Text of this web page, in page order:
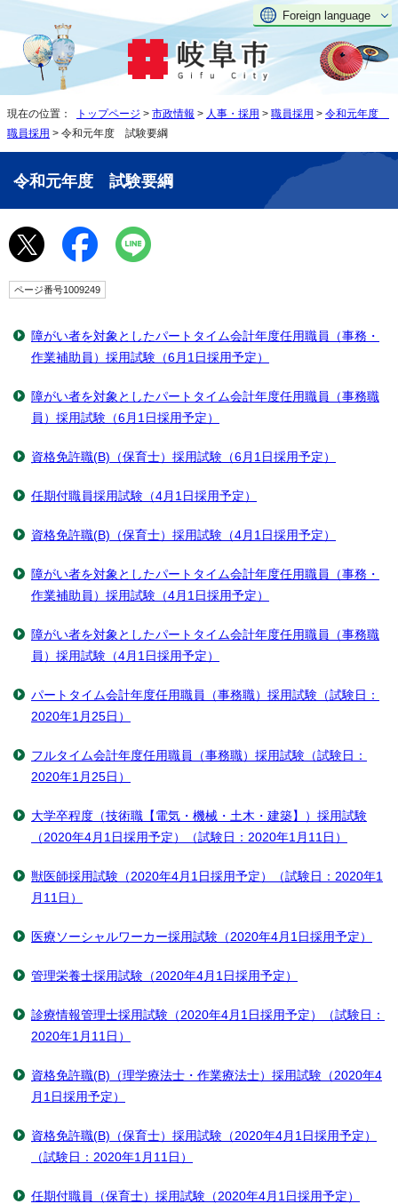
Foreign language
現在の位置： トップページ > 市政情報 > 人事・採用 > 職員採用 > 令和元年度
職員採用 > 令和元年度 試験要綱
令和元年度 試験要綱
ページ番号1009249
障がい者を対象としたパートタイム会計年度任用職員（事務・
作業補助員）採用試験（6月1日採用予定）
障がい者を対象としたパートタイム会計年度任用職員（事務職
員）採用試験（6月1日採用予定）
資格免許職(B)（保育士）採用試験（6月1日採用予定）
任期付職員採用試験（4月1日採用予定）
資格免許職(B)（保育士）採用試験（4月1日採用予定）
障がい者を対象としたパートタイム会計年度任用職員（事務・
作業補助員）採用試験（4月1日採用予定）
障がい者を対象としたパートタイム会計年度任用職員（事務職
員）採用試験（4月1日採用予定）
パートタイム会計年度任用職員（事務職）採用試験（試験日：
2020年1月25日）
フルタイム会計年度任用職員（事務職）採用試験（試験日：
2020年1月25日）
大学卒程度（技術職【電気・機械・土木・建築】）採用試験
（2020年4月1日採用予定）（試験日：2020年1月11日）
獣医師採用試験（2020年4月1日採用予定）（試験日：2020年1
月11日）
医療ソーシャルワーカー採用試験（2020年4月1日採用予定）
管理栄養士採用試験（2020年4月1日採用予定）
診療情報管理士採用試験（2020年4月1日採用予定）（試験日：
2020年1月11日）
資格免許職(B)（理学療法士・作業療法士）採用試験（2020年4
月1日採用予定）
資格免許職(B)（保育士）採用試験（2020年4月1日採用予定）
（試験日：2020年1月11日）
任期付職員（保育士）採用試験（2020年4月1日採用予定）